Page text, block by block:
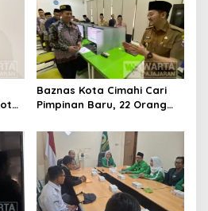
Baznas Kota Cimahi Cari
Pimpinan Baru, 22 Orang